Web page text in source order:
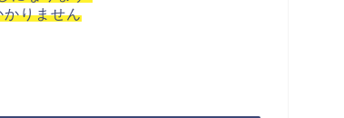
りません